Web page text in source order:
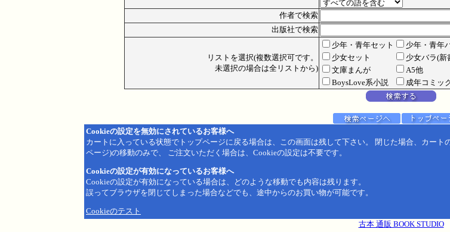
作者で検索
出版社で検索
リストを選択(複数選択可です。
未選択の場合は全リストから)
少年・青年セット 少年・青年
少女セット
少女バラ(新
文庫まんが
A5他
BoysLove系小説
成年コミッ
Cookieの設定を無効にされているお客様へ
カートに入っている状態でトップページに戻る場合は、この画面は残して下さい。 閉じた場合、カー
ページ)の移動のみで、 ご注文いただく場合は、Cookieの設定は不要です。
Cookieの設定が有効になっているお客様へ
Cookieの設定が有効になっている場合は、どのような移動でも内容は残ります。
誤ってブラウザを閉じてしまった場合などでも、途中からのお買い物が可能です。
Cookieのテスト
古本 通販 BOOK STUDIO